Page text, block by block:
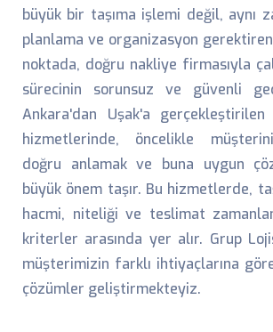
büyük bir taşıma işlemi değil, aynı
planlama ve organizasyon
noktada, doğru nakliye firmasıyla
sürecinin sorunsuz ve güvenli
Ankara'dan Uşak'a
hizmetlerinde, öncelikle
doğru anlamak ve buna uygun
büyük önem taşır. Bu hizmetlerde,
hacmi, niteliği ve teslimat
kriterler arasında yer alır. Grup
müşterimizin farklı ihtiyaçlarına
çözümler geliştirmekteyiz.